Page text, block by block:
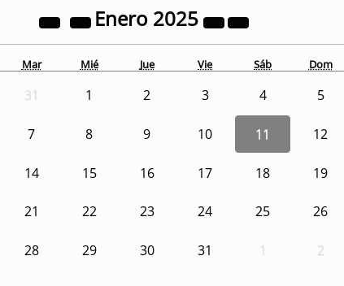
Enero 2025
Mar Mié Jue Vie Sáb Dom
31 1 2 3 4 5
7 8 9 10 11 12
14 15 16 17 18 19
21 22 23 24 25 26
28 29 30 31 1 2